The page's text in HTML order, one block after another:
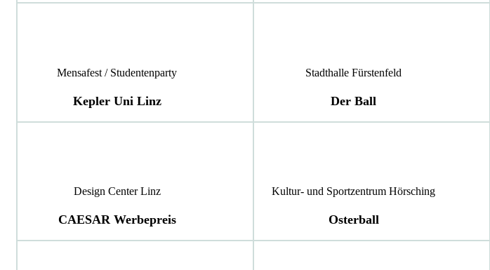
Mensafest / Studentenparty
Kepler Uni Linz
Stadthalle Fürstenfeld
Der Ball
Design Center Linz
CAESAR Werbepreis
Kultur- und Sportzentrum Hörsching
Osterball